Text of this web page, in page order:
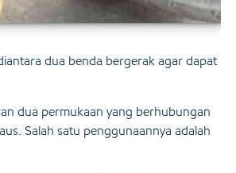
dua benda bergerak agar dapat
dua permukaan yang berhubungan
Salah satu penggunaannya adalah